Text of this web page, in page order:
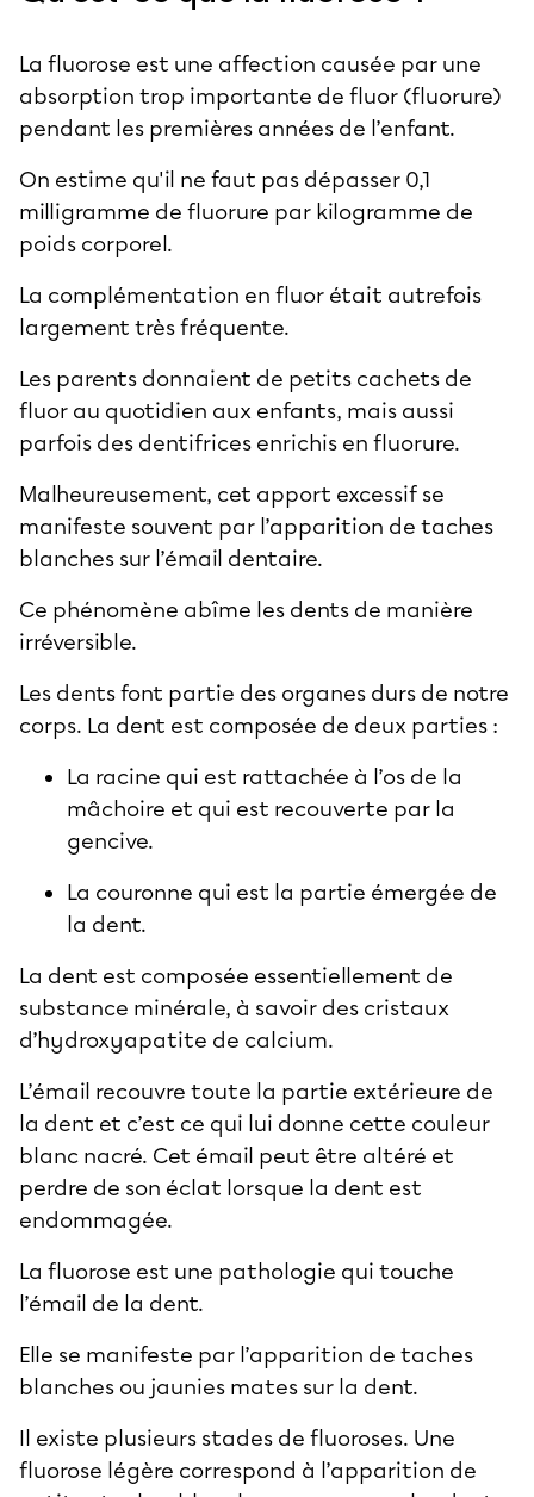
La fluorose est une affection causée par une
absorption trop importante de fluor (fluorure)
pendant les premières années de l’enfant.
On estime qu'il ne faut pas dépasser 0,1
milligramme de fluorure par kilogramme de
poids corporel.
La complémentation en fluor était autrefois
largement très fréquente.
Les parents donnaient de petits cachets de
fluor au quotidien aux enfants, mais aussi
parfois des dentifrices enrichis en fluorure.
Malheureusement, cet apport excessif se
manifeste souvent par l’apparition de taches
blanches sur l’émail dentaire.
Ce phénomène abîme les dents de manière
irréversible.
Les dents font partie des organes durs de notre
corps. La dent est composée de deux parties :
La racine qui est rattachée à l’os de la
mâchoire et qui est recouverte par la
gencive.
La couronne qui est la partie émergée de
la dent.
La dent est composée essentiellement de
substance minérale, à savoir des cristaux
d’hydroxyapatite de calcium.
L’émail recouvre toute la partie extérieure de
la dent et c’est ce qui lui donne cette couleur
blanc nacré. Cet émail peut être altéré et
perdre de son éclat lorsque la dent est
endommagée.
La fluorose est une pathologie qui touche
l’émail de la dent.
Elle se manifeste par l’apparition de taches
blanches ou jaunies mates sur la dent.
Il existe plusieurs stades de fluoroses. Une
fluorose légère correspond à l’apparition de